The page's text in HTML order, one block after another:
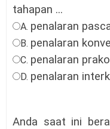
tahapan ...
A. penalaran
B. penalaran
C. penalaran
D. penalaran
Anda saat ini